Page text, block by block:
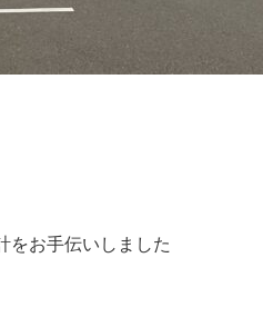
お手伝いしました